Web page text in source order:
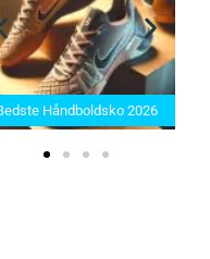
Håndboldsko 2026